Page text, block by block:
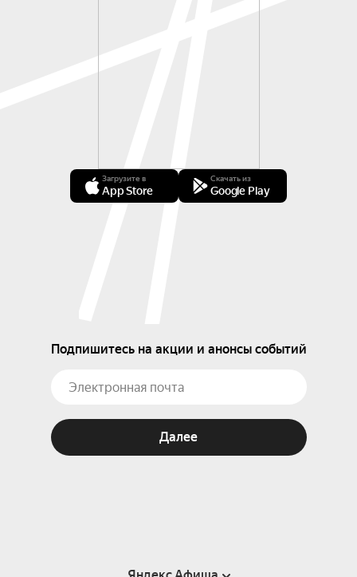
Загрузите в
App Store
Скачать из
Google Play
Подпишитесь на акции и анонсы событий
Далее